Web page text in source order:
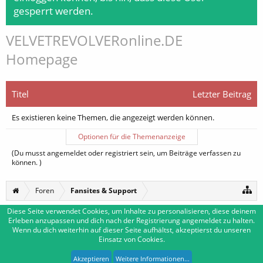
gesperrt werden.
VELVETREVOLVERonline.DE
Homepage
Titel Letzter Beitrag
Es existieren keine Themen, die angezeigt werden können.
Optionen für die Themenanzeige
(Du musst angemeldet oder registriert sein, um Beiträge verfassen zu
können. )
Foren Fansites & Support
Deutsch [Du] Kontakt
Impressum Nutzungsbedingungen
Forum software by XenForo™|Media embeds by s9e-Deutsch von xenDach
XenForo style by Pixel Exit
Diese Seite verwendet Cookies, um Inhalte zu personalisieren, diese deinem
Erleben anzupassen und dich nach der Registrierung angemeldet zu halten.
Wenn du dich weiterhin auf dieser Seite aufhältst, akzeptierst du unseren
Einsatz von Cookies.
Akzeptieren Weitere Informationen...